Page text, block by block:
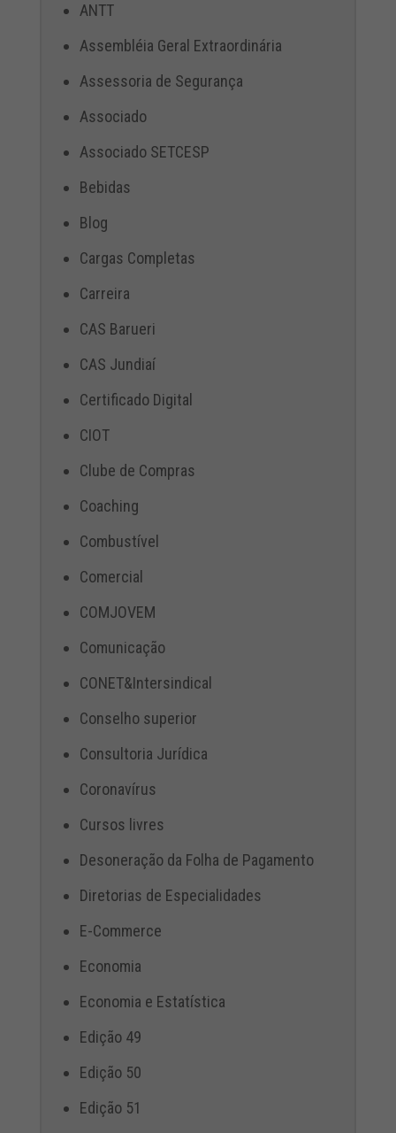
ANTT
Assembléia Geral Extraordinária
Assessoria de Segurança
Associado
Associado SETCESP
Bebidas
Blog
Cargas Completas
Carreira
CAS Barueri
CAS Jundiaí
Certificado Digital
CIOT
Clube de Compras
Coaching
Combustível
Comercial
COMJOVEM
Comunicação
CONET&Intersindical
Conselho superior
Consultoria Jurídica
Coronavírus
Cursos livres
Desoneração da Folha de Pagamento
Diretorias de Especialidades
E-Commerce
Economia
Economia e Estatística
Edição 49
Edição 50
Edição 51